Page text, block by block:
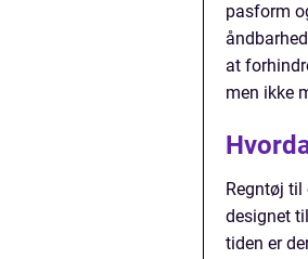
pasform
at
men ikke
Regntøj
designet
tiden er